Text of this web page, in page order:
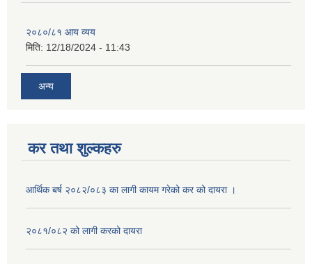
२०८०/८१ आय व्यय
मिति: 12/18/2024 - 11:43
अन्य
कर तथा शुल्कहरु
आर्थिक बर्ष २०८२/०८३ का लागी कायम गरेको कर को दायरा ।
२०८१/०८२ को लागी करको दायरा